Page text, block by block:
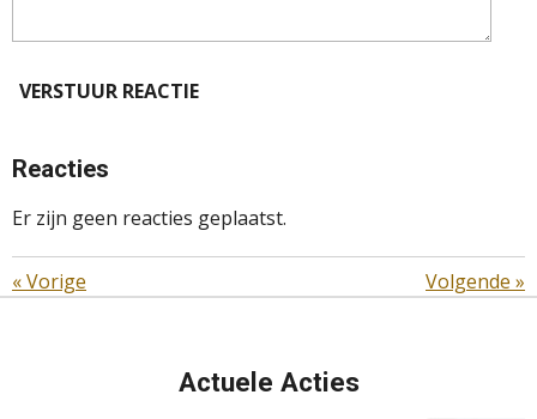
VERSTUUR REACTIE
Reacties
Er zijn geen reacties geplaatst.
«Vorige Volgende »
Actuele Acties